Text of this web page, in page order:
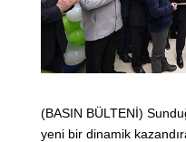
(BASIN BÜLTENİ)
yeni bir dinamik